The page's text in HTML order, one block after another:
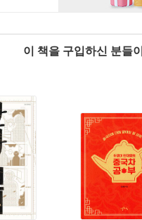
이 책을 구입하신 분들이